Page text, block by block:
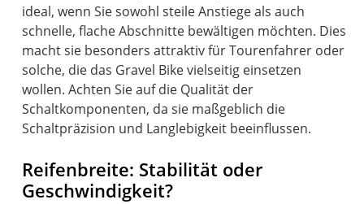
ideal, wenn Sie sowohl steile Anstiege als auch
schnelle, flache Abschnitte bewältigen möchten. Dies
macht sie besonders attraktiv für Tourenfahrer oder
solche, die das Gravel Bike vielseitig einsetzen
wollen. Achten Sie auf die Qualität der
Schaltkomponenten, da sie maßgeblich die
Schaltpräzision und Langlebigkeit beeinflussen.
Reifenbreite: Stabilität oder
Geschwindigkeit?